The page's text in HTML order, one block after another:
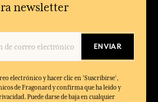
newsletter
ENVIAR
electrónico y hacer clic en 'Suscribirse',
de Fragonard y confirma que ha leído y
Puede darse de baja en cualquier